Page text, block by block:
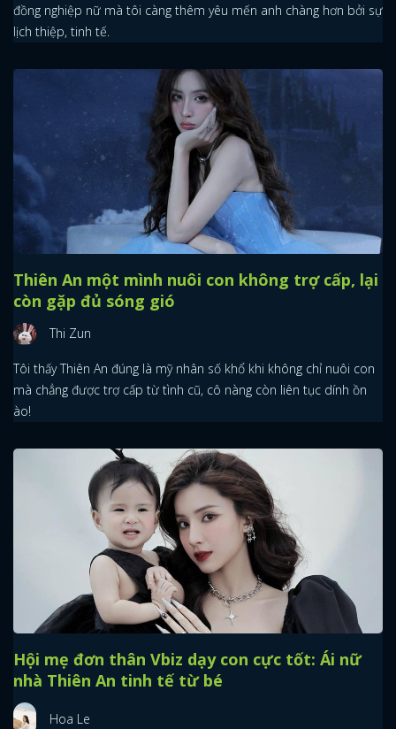
đồng nghiệp nữ mà tôi càng thêm yêu mến anh chàng hơn bởi sự
lịch thiệp, tinh tế.
Thiên An một mình nuôi con không trợ cấp, lại
còn gặp đủ sóng gió
Thi Zun
Tôi thấy Thiên An đúng là mỹ nhân số khổ khi không chỉ nuôi con
mà chẳng được trợ cấp từ tình cũ, cô nàng còn liên tục dính ồn
ào!
Hội mẹ đơn thân Vbiz dạy con cực tốt: Ái nữ
nhà Thiên An tinh tế từ bé
Hoa Le